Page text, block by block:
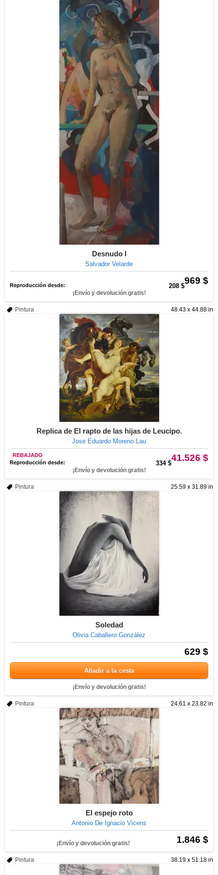
Desnudo I
Salvador Velarde
969 $
Reproducción desde: 208 $
¡Envío y devolución gratis!
48.43 x 44.88 in
Pintura
Replica de El rapto de las hijas de Leucipo.
Jose Eduardo Moreno Lau
41.526 $
REBAJADO
Reproducción desde:
334 $
¡Envío y devolución gratis!
25.59 x 31.89 in
Pintura
Soledad
Olivia Caballero González
629 $
Añadir a la cesta
¡Envío y devolución gratis!
24.61 x 23.82 in
Pintura
El espejo roto
Antonio De Ignacio Vicens
1.846 $
¡Envío y devolución gratis!
38.19 x 51.18 in
Pintura